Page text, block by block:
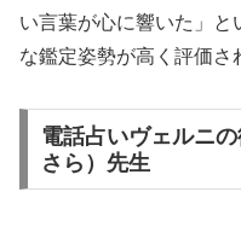
い言葉が心に響いた」と
な鑑定姿勢が高く評価さ
電話占いヴェルニ
さら）先生